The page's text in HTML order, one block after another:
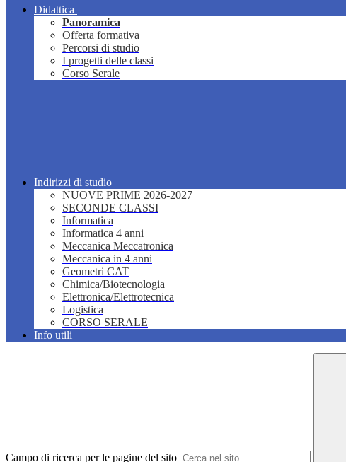
Didattica
Panoramica
Offerta formativa
Percorsi di studio
I progetti delle classi
Corso Serale
Indirizzi di studio
NUOVE PRIME 2026-2027
SECONDE CLASSI
Informatica
Informatica 4 anni
Meccanica Meccatronica
Meccanica in 4 anni
Geometri CAT
Chimica/Biotecnologia
Elettronica/Elettrotecnica
Logistica
CORSO SERALE
Info utili
Campo di ricerca per le pagine del sito